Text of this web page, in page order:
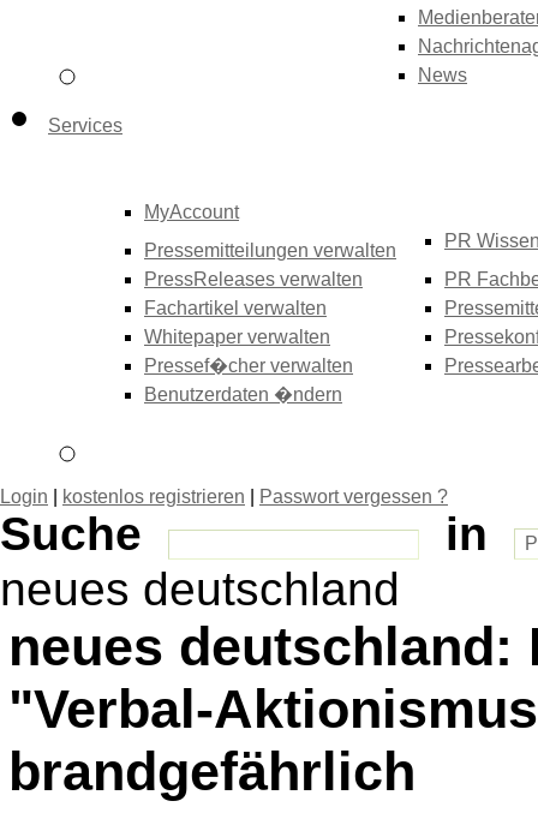
News
Services
MyAccount
Pressemitteilungen verwalten
PressReleases verwalten
Fachartikel verwalten
Whitepaper verwalten
Pressef�cher verwalten
Benutzerdaten �ndern
PR
PR
Login kostenlos registrieren Passwort vergessen ?
Suche
in
neues deutschland
neues
"Verbal-
brandgefährlich